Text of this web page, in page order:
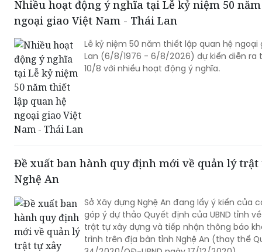
Nhiều hoạt động ý nghĩa tại Lễ kỷ niệm 50
ngoại giao Việt Nam - Thái Lan
Lễ kỷ niệm 50 năm thiết lập quan hệ ngoại
Lan (6/8/1976 - 6/8/2026) dự kiến diễn ra
10/8 với nhiều hoạt động ý nghĩa.
Đề xuất ban hành quy định mới về quản lý
Nghệ An
Sở Xây dựng Nghệ An đang lấy ý kiến của
góp ý dự thảo Quyết định của UBND tỉnh
trật tự xây dựng và tiếp nhận thông báo
trình trên địa bàn tỉnh Nghệ An (thay thế